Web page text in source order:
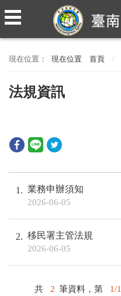
現在位置 首頁
法規資訊
1 業務申辦須知
2026-06-05
2 移民署主管法規
2026-06-05
共 2 筆資料，第 1/1